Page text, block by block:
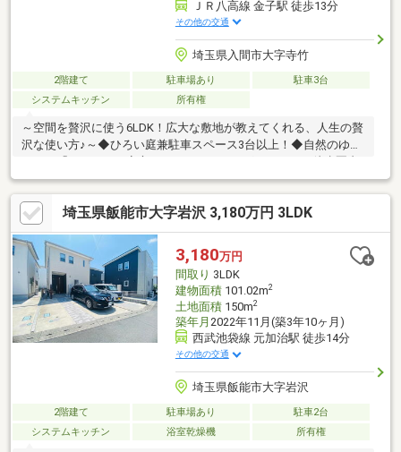
ＪＲ八高線 金子駅 徒歩13分
その他の交通
埼玉県入間市大字寺竹
2階建て 駐車場あり
駐車3台
システムキッチン
所有権
～空間を贅沢に使う6LDK！広大な敷地が教えてくれる、人生の贅
沢な使い方♪～◆ひろい庭兼駐車スペース3台以上！◆自然のゆと
♪◆「リフォームのプロ」が物件探しに同行＆見積もりを無料作
成リフォーム費用を低金利の住宅ローンで一本化・おトクに新生
活をスタート♪(同行・要予約)入間市寺竹中古戸建のお問い合わせ
は【0120-727-478】まで！※未登記建物：売主負担にて登記※敷地
内物置3棟：非登記での引渡し※残置物：売主負担にて撤去予定※
西側隣地(800-2)は囲繞地のため本物件敷地を通過して出入りしま
す
埼玉県飯能市大字岩沢 3,180万円 3LDK
3,180万円
間取り 3LDK
建物面積101.02m2
土地面積150m2
築年月 2022年11月(築3年10ヶ月)
西武池袋線 元加治駅 徒歩14分
その他の交通
埼玉県飯能市大字岩沢
2階建て 駐車場あり
駐車2台
システムキッチン
浴室乾燥機 所有権